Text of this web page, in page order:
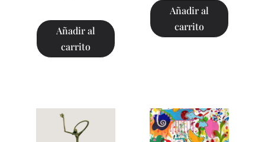
Añadir al
carrito
Añadir al
carrito